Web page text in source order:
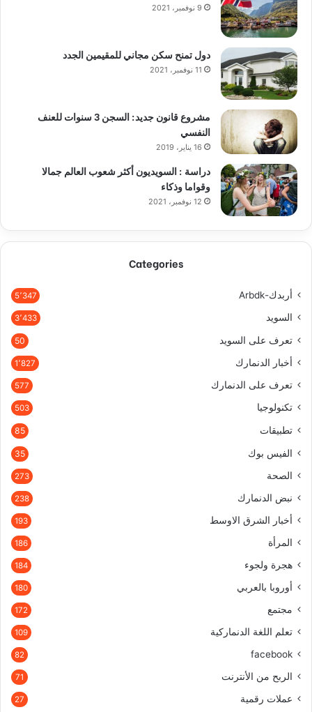
9 نوفمبر، 2021
دول تمنح سكن مجاني للمقيمين الجدد
11 نوفمبر، 2021
مشروع قانون جديد: السجن 3 سنوات للعنف
النفسي
16 يناير، 2019
دراسة : السويديون أكثر شعوب العالم جمالا
وقواما وذكاء
12 نوفمبر، 2021
Categories
أربدك-Arbdk 5٬347
السويد 3٬433
تعرف على السويد 50
أخبار الدنمارك 1٬827
تعرف على الدنمارك 577
تكنولوجيا 503
تطبيقات 85
الفيس بوك 35
الصحة 273
نبض الدنمارك 238
أخبار الشرق الاوسط 193
المرأة 186
هجرة ولجوء 184
أوروبا بالعربي 180
مجتمع 172
تعلم اللغة الدنماركية 109
facebook
82
الربح من الأنترنت 71
عملات رقمية 27